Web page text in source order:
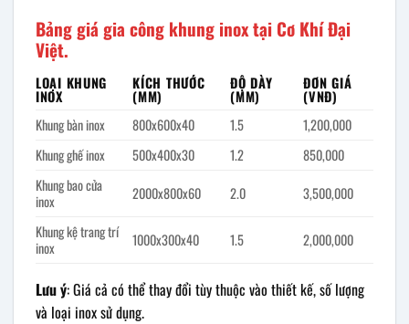
Bảng giá gia công khung inox tại Cơ Khí Đại
Việt.
LOẠI KHUNG
INOX
KÍCH THƯỚC
(MM)
ĐỘ DÀY
(MM)
ĐƠN GIÁ
(VNĐ)
Khung bàn inox
800x600x40 1.5
1,200,000
Khung ghế inox
500x400x30 1.2
850,000
Khung bao cửa
inox
2000x800x60 2.0
3,500,000
Khung kệ trang trí
inox
1000x300x40 1.5 2,000,000
Lưu ý: Giá cả có thể thay đổi tùy thuộc vào thiết kế, số lượng
và loại inox sử dụng.